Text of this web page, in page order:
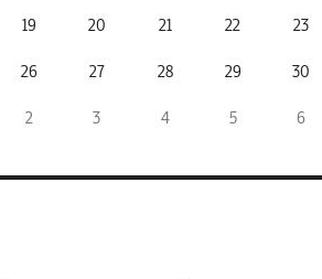
19 20 21 22 23
26 27 28 29 30
2 3 4 5 6